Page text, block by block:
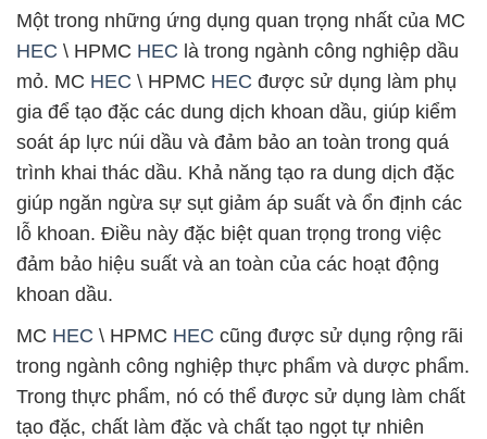
Một trong những ứng dụng quan trọng nhất của MC
HEC \ HPMC HEC là trong ngành công nghiệp dầu
mỏ. MC HEC \ HPMC HEC được sử dụng làm phụ
gia để tạo đặc các dung dịch khoan dầu, giúp kiểm
soát áp lực núi dầu và đảm bảo an toàn trong quá
trình khai thác dầu. Khả năng tạo ra dung dịch đặc
giúp ngăn ngừa sự sụt giảm áp suất và ổn định các
lỗ khoan. Điều này đặc biệt quan trọng trong việc
đảm bảo hiệu suất và an toàn của các hoạt động
khoan dầu.
MC HEC \ HPMC HEC cũng được sử dụng rộng rãi
trong ngành công nghiệp thực phẩm và dược phẩm.
Trong thực phẩm, nó có thể được sử dụng làm chất
tạo đặc, chất làm đặc và chất tạo ngọt tự nhiên